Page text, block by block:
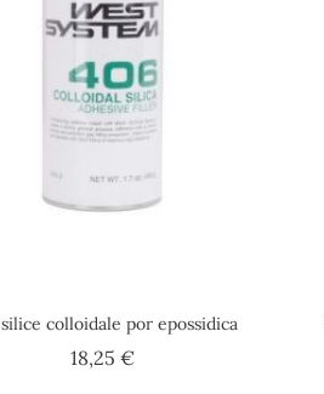
colloidale por epossidica
18,25 €Prezzo